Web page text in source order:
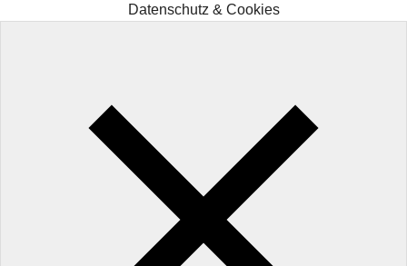
Datenschutz & Cookies